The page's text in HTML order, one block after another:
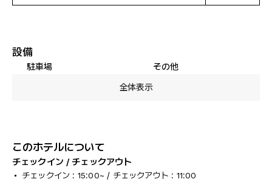
設備
駐車場
その他
全体表示
このホテルについて
チェックイン / チェックアウト
チェックイン : 15:00~ / チェックアウト : 11:00